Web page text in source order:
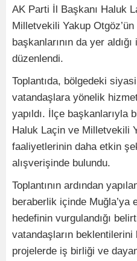
AK Parti İl Başkanı Haluk
Milletvekili Yakup Otgöz’ün
başkanlarının da yer
düzenlendi.
Toplantıda, bölgedeki
vatandaşlara yönelik
yapıldı. İlçe başkanlarıyla
Haluk Laçin ve Milletvekili
faaliyetlerinin daha etkin
alışverişinde bulundu.
Toplantının ardından
beraberlik içinde Muğla’ya
hedefinin vurgulandığı
vatandaşların
projelerde iş birliği ve